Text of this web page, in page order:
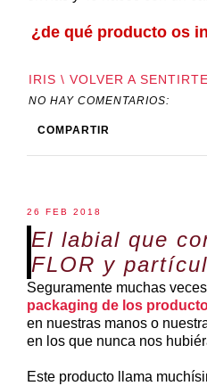
¿de qué producto os
IRIS \ VOLVER A
NO HAY COMENTARIOS:
COMPARTIR
26 FEB 2018
El labial que
FLOR y
Seguramente muchas
packaging de los
en nuestras manos o
en los que nunca nos
Este producto llama